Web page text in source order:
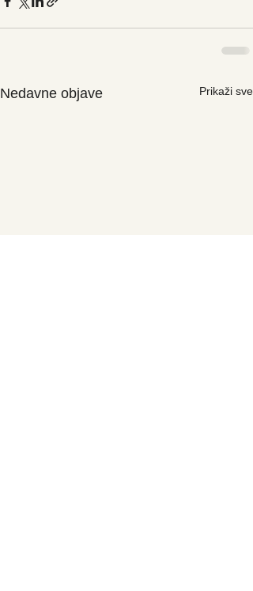
Nedavne objave Prikaži sve